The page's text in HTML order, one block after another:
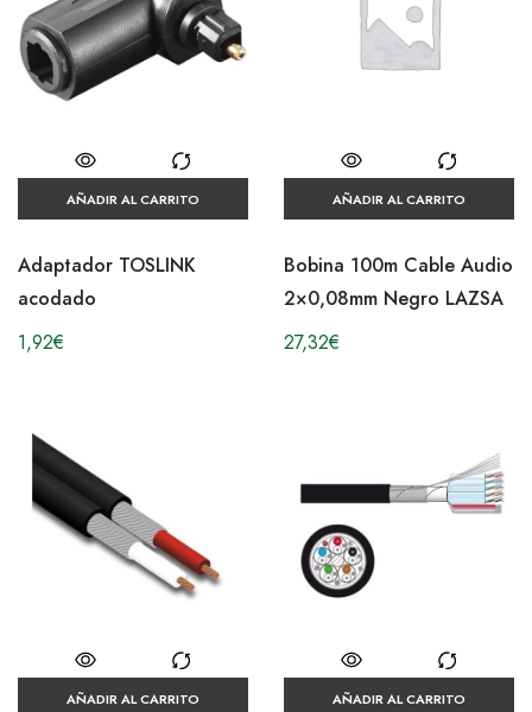
AÑADIR AL CARRITO
Adaptador TOSLINK
acodado
1,92€
AÑADIR AL CARRITO
Bobina 100m Cable Audio
2×0,08mm Negro LAZSA
27,32€
AÑADIR AL CARRITO AÑADIR AL CARRITO